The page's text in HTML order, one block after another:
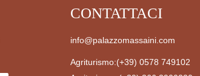
CONTATTACI
info@palazzomassaini.com
Agriturismo:(+39) 0578 749102